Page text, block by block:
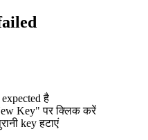
है
Key" पर क्लिक करें
key हटाएं